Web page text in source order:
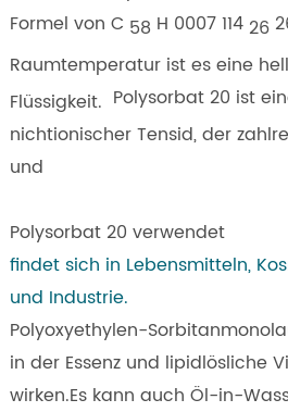
Formel von C 58 H 0007 114 26
Raumtemperatur ist es eine
Flüssigkeit. Polysorbat 20 ist
nichtionischer Tensid, der
und
Polysorbat 20 verwendet
findet sich in Lebensmitteln,
und Industrie.
Polyoxyethylen-
in der Essenz und lipidlösliche
wirken.Es kann auch Öl-in-